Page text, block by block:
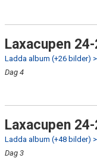
Laxacupen
Ladda album (+26 bilder)
Dag 4
Laxacupen
Ladda album (+48 bilder)
Dag 3